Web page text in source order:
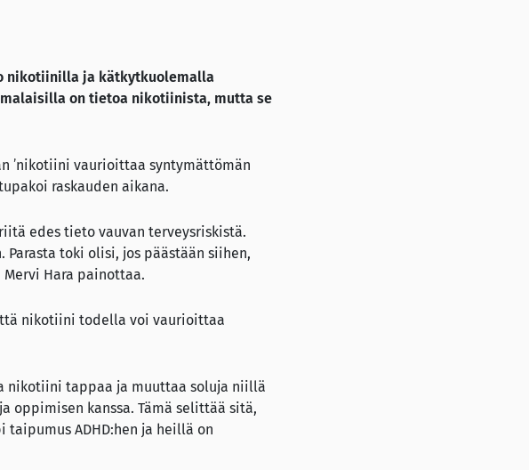
nikotiinilla ja kätkytkuolemalla
on tietoa nikotiinista, mutta se
’nikotiini vaurioittaa syntymättömän
raskauden aikana.
edes tieto vauvan terveysriskistä.
toki olisi, jos päästään siihen,
Hara painottaa.
nikotiini todella voi vaurioittaa
nikotiini tappaa ja muuttaa soluja niillä
oppimisen kanssa. Tämä selittää sitä,
ADHD:hen ja heillä on